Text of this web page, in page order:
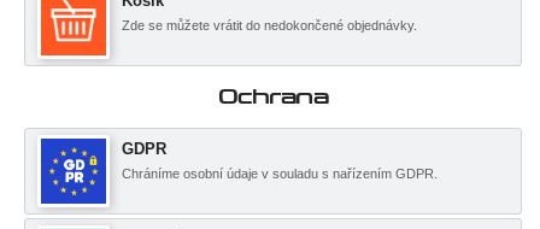
Zde se můžete vrátit do nedokončené objednávky.
Ochrana
GDPR
Chráníme osobní údaje v souladu s nařízením GDPR.